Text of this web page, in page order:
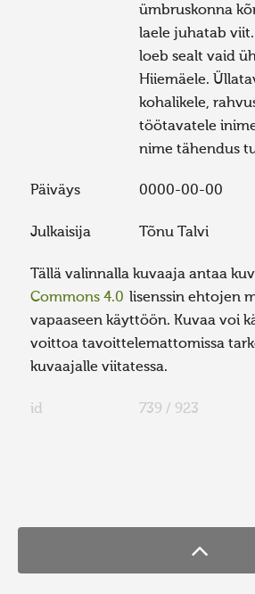
ümbruskonna
laele juhatab
loeb sealt vaid
Hiiemäele.
kohalikele,
töötavatele
nime tähendus
Päiväys 0000-00-00
Julkaisija Tõnu Talvi
Tällä valinnalla kuvaaja antaa
Commons 4.0 lisenssin ehtojen
vapaaseen käyttöön. Kuvaa voi
voittoa tavoittelemattomissa
kuvaajalle viitatessa.
id 739 / 923